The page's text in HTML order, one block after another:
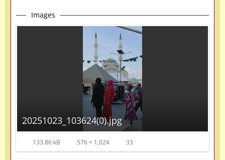
Images
20251023_103624(0).jpg
133.86 kB 576 × 1,024 33